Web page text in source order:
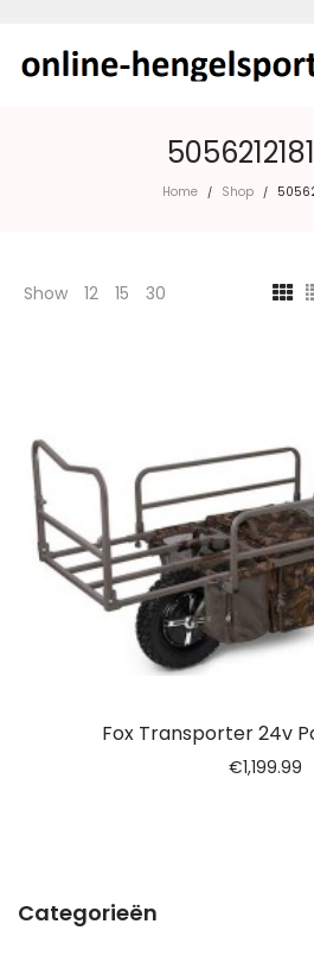
Home / Shop /
Show 12 15 30
Fox Transporter 24v
€1,199.99
Categorieën